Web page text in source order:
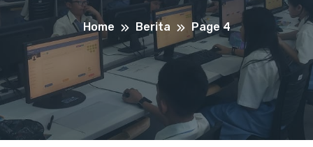
Home Berita Page 4